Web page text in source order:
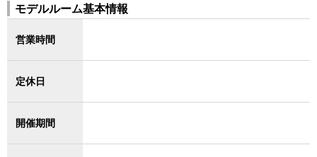
モデルルーム基本情報
営業時間
定休日
開催期間